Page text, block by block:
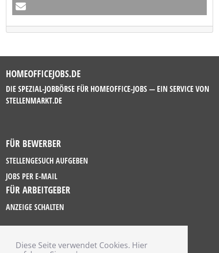
Diese Seite verwendet Cookies. Hier
HOMEOFFICEJOBS.DE
DIE SPEZIAL-JOBBÖRSE FÜR HOMEOFFICE-JOBS — EIN SERVICE VON
STELLENMARKT.DE
FÜR BEWERBER
STELLENGESUCH AUFGEBEN
JOBS PER E-MAIL
FÜR ARBEITGEBER
ANZEIGE SCHALTEN
IMPRESSUM